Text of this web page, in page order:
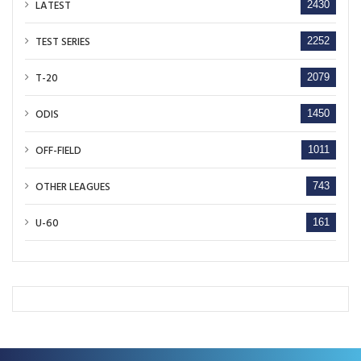
LATEST 2430
TEST SERIES 2252
T-20 2079
ODIS 1450
OFF-FIELD 1011
OTHER LEAGUES 743
U-60 161